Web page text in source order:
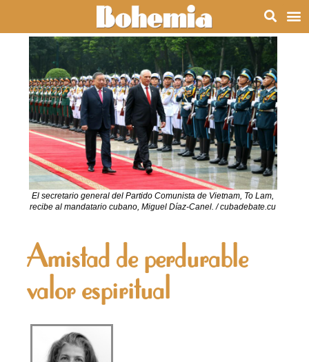
El secretario general del Partido Comunista de Vietnam, To Lam,
recibe al mandatario cubano, Miguel Díaz-Canel. / cubadebate.cu
Amistad de perdurable
valor espiritual